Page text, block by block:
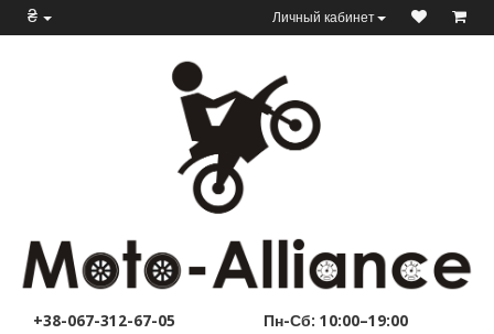
₴ Личный кабинет
+38-067-312-67-05 Пн-Сб: 10:00–19:00